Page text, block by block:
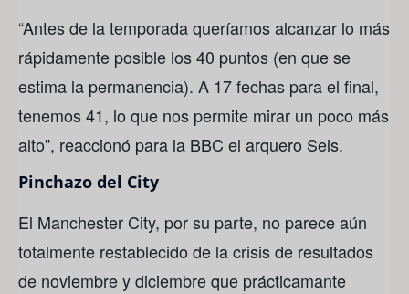
“Antes de la temporada queríamos alcanzar lo más
rápidamente posible los 40 puntos (en que se
estima la permanencia). A 17 fechas para el final,
tenemos 41, lo que nos permite mirar un poco más
alto”, reaccionó para la BBC el arquero Sels.
Pinchazo del City
El Manchester City, por su parte, no parece aún
totalmente restablecido de la crisis de resultados
de noviembre y diciembre que prácticamante